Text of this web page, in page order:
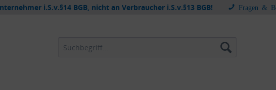
i.S.v.§14 BGB, nicht an Verbraucher i.S.v.§13 BGB! Fragen &